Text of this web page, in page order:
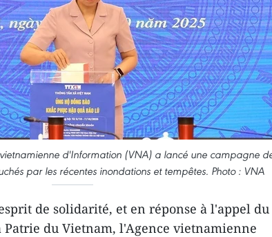
d'Information (VNA) a lancé une campagne
par les récentes inondations et tempêtes. Photo : VNA
de solidarité, et en réponse à l'appel du
du Vietnam, l'Agence vietnamienne